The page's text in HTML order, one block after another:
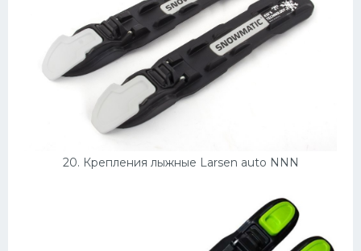
20. Крепления лыжные Larsen auto NNN